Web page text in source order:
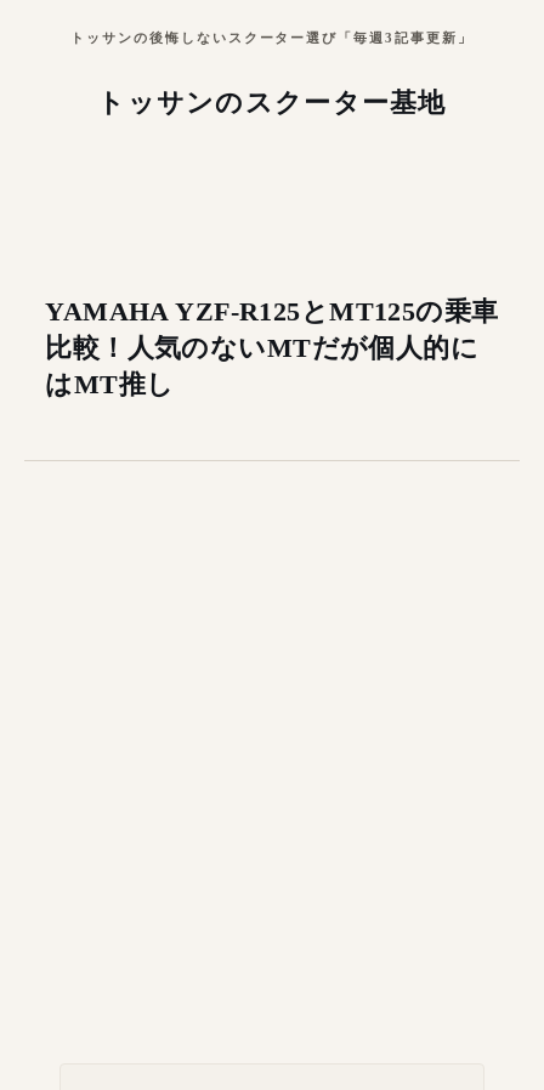
トッサンの後悔しないスクーター選び「毎週3記事更新」
トッサンのスクーター基地
YAMAHA YZF-R125とMT125の乗車
比較！人気のないMTだが個人的に
はMT推し